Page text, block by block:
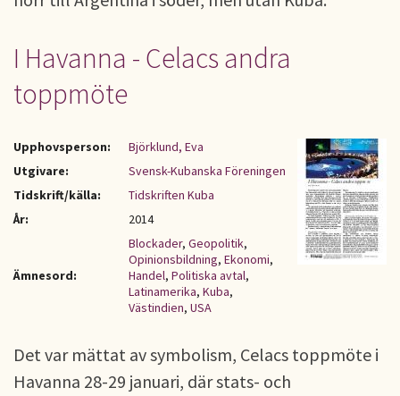
I Havanna - Celacs andra
toppmöte
Upphovsperson:
Björklund, Eva
Utgivare:
Svensk-Kubanska Föreningen
Tidskrift/källa:
Tidskriften Kuba
År:
2014
Ämnesord:
Blockader, Geopolitik,
Opinionsbildning, Ekonomi,
Handel, Politiska avtal,
Latinamerika, Kuba,
Västindien, USA
Det var mättat av symbolism, Celacs toppmöte i
Havanna 28-29 januari, där stats- och